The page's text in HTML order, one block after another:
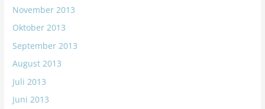
November 2013
Oktober 2013
September 2013
August 2013
Juli 2013
Juni 2013